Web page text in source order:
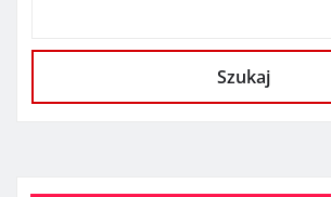
Szukaj